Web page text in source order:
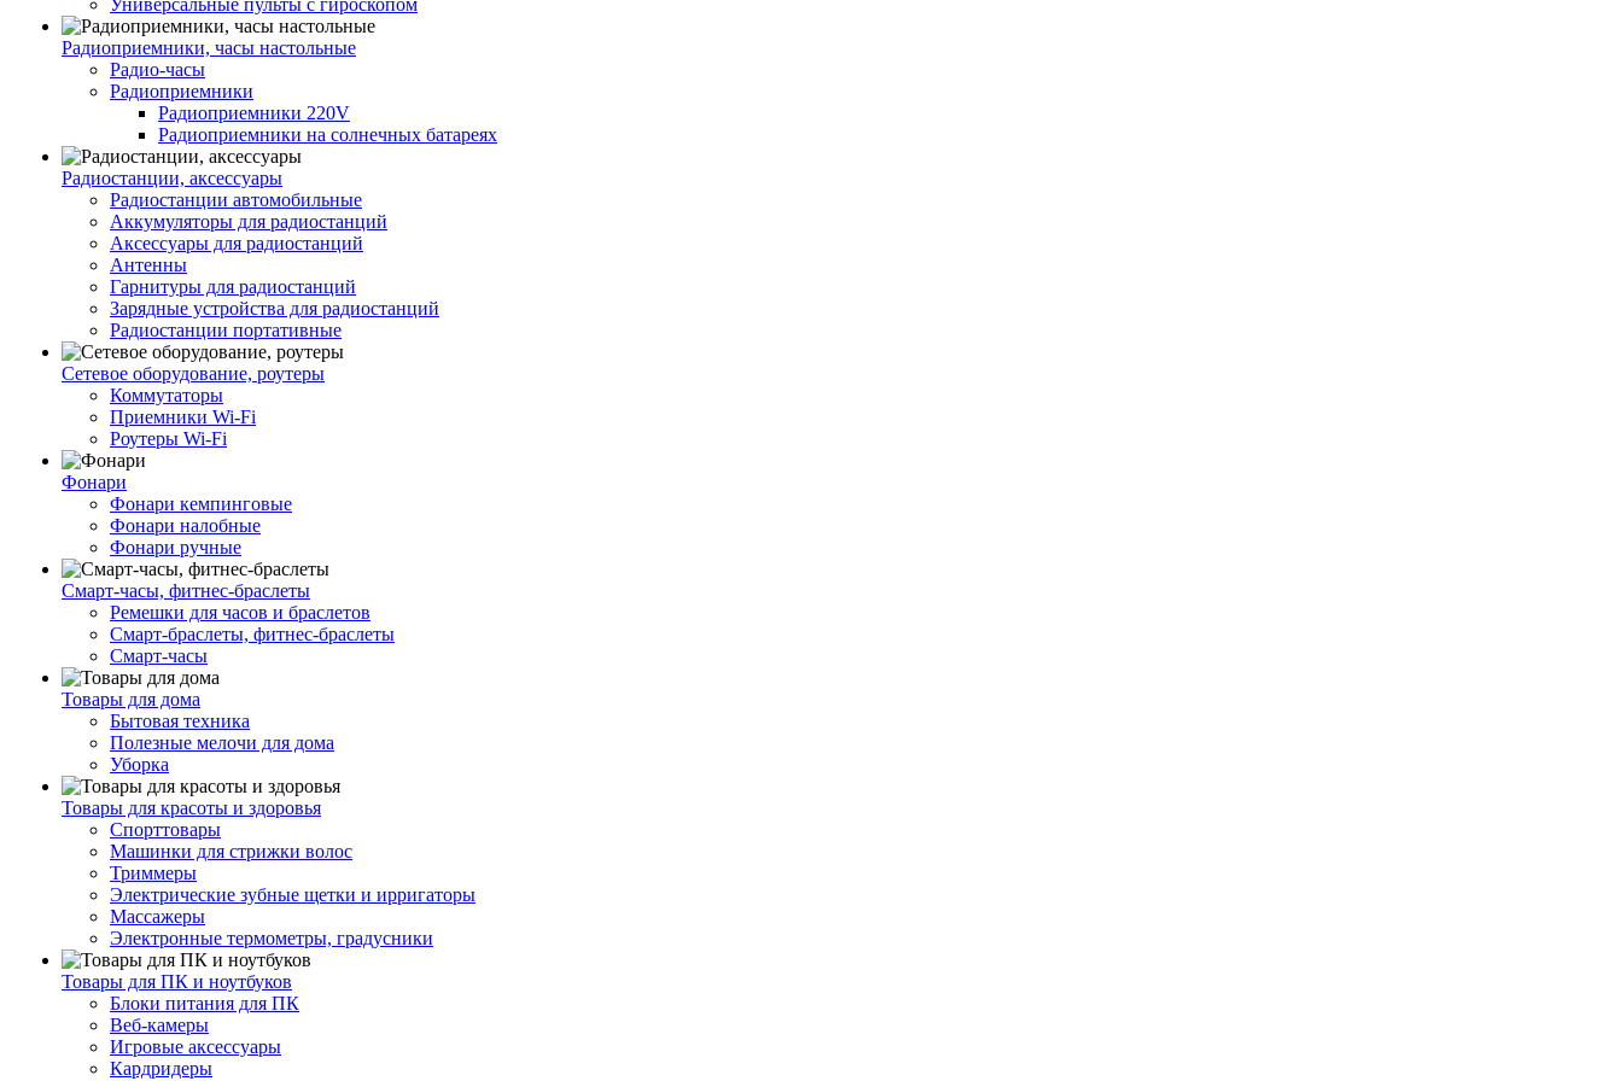
Универсальные пульты с гироскопом
Радиоприемники, часы настольные
Радио-часы
Радиоприемники
Радиоприемники 220V
Радиоприемники на солнечных батареях
Радиостанции, аксессуары
Радиостанции автомобильные
Аккумуляторы для радиостанций
Аксессуары для радиостанций
Антенны
Гарнитуры для радиостанций
Зарядные устройства для радиостанций
Радиостанции портативные
Сетевое оборудование, роутеры
Коммутаторы
Приемники Wi-Fi
Роутеры Wi-Fi
Фонари
Фонари кемпинговые
Фонари налобные
Фонари ручные
Смарт-часы, фитнес-браслеты
Ремешки для часов и браслетов
Смарт-браслеты, фитнес-браслеты
Смарт-часы
Товары для дома
Бытовая техника
Полезные мелочи для дома
Уборка
Товары для красоты и здоровья
Спорттовары
Машинки для стрижки волос
Триммеры
Электрические зубные щетки и ирригаторы
Массажеры
Электронные термометры, градусники
Товары для ПК и ноутбуков
Блоки питания для ПК
Веб-камеры
Игровые аксессуары
Кардридеры